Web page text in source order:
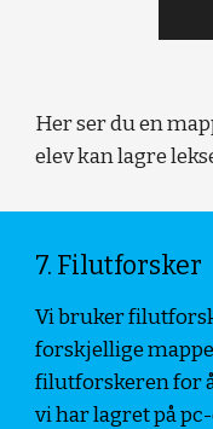
Her ser du en
elev kan lagre
7. Filutforsker
Vi bruker
forskjellige
filutforskeren for
vi har lagret på